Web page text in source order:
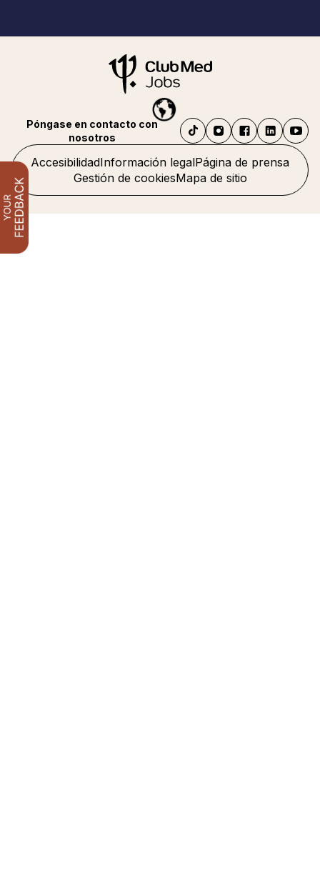
AccesibilidadInformación legalPágina de prensa
Gestión de cookiesMapa de sitio
Póngase en contacto con
nosotros